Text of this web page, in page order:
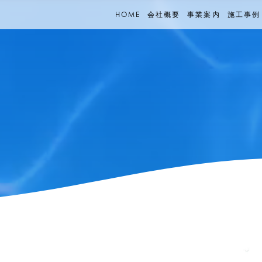
HOME 会社概要 事業案内 施工事例